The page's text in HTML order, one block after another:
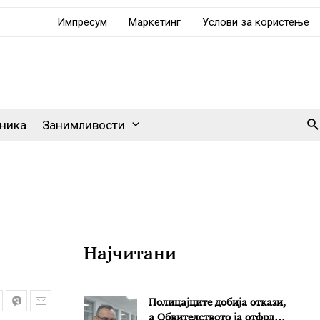
Импресум Маркетинг Услови за користење
Занимливости
Најчитани
Полицајците добија откази,
а Обвителството ја отфрли